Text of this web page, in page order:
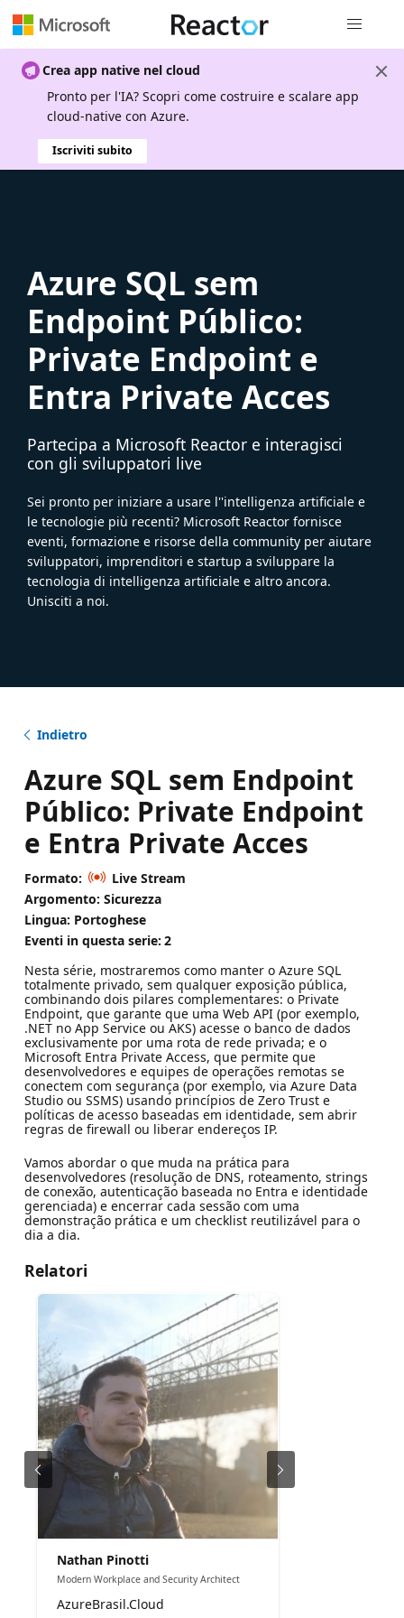
Crea app native nel cloud
Pronto per l'IA? Scopri come costruire e scalare app
cloud-native con Azure.
Iscriviti subito
Azure SQL sem
Endpoint Público:
Private Endpoint e
Entra Private Acces
Partecipa a Microsoft Reactor e interagisci
con gli sviluppatori live
Sei pronto per iniziare a usare l''intelligenza artificiale e
le tecnologie più recenti? Microsoft Reactor fornisce
eventi, formazione e risorse della community per aiutare
sviluppatori, imprenditori e startup a sviluppare la
tecnologia di intelligenza artificiale e altro ancora.
Unisciti a noi.
Indietro
Azure SQL sem Endpoint
Público: Private Endpoint
e Entra Private Acces
Formato:
Live Stream
Argomento: Sicurezza
Lingua: Portoghese
Eventi in questa serie: 2
Nesta série, mostraremos como manter o Azure SQL
totalmente privado, sem qualquer exposição pública,
combinando dois pilares complementares: o Private
Endpoint, que garante que uma Web API (por exemplo,
.NET no App Service ou AKS) acesse o banco de dados
exclusivamente por uma rota de rede privada; e o
Microsoft Entra Private Access, que permite que
desenvolvedores e equipes de operações remotas se
conectem com segurança (por exemplo, via Azure Data
Studio ou SSMS) usando princípios de Zero Trust e
políticas de acesso baseadas em identidade, sem abrir
regras de firewall ou liberar endereços IP.
Vamos abordar o que muda na prática para
desenvolvedores (resolução de DNS, roteamento, strings
de conexão, autenticação baseada no Entra e identidade
gerenciada) e encerrar cada sessão com uma
demonstração prática e um checklist reutilizável para o
dia a dia.
Relatori
Nathan Pinotti
Modern Workplace and Security Architect
AzureBrasil.Cloud